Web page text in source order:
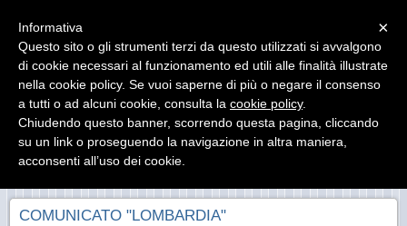
INDIETRO
COMUNICATO "LOMBARDIA"
×
Informativa
Questo sito o gli strumenti terzi da questo utilizzati si avvalgono
di cookie necessari al funzionamento ed utili alle finalità illustrate
nella cookie policy. Se vuoi saperne di più o negare il consenso
a tutti o ad alcuni cookie, consulta la cookie policy.
Chiudendo questo banner, scorrendo questa pagina, cliccando
su un link o proseguendo la navigazione in altra maniera,
acconsenti all’uso dei cookie.